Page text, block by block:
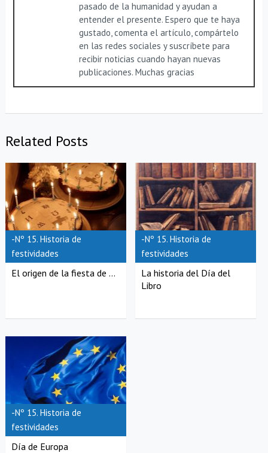
pasado de la humanidad y ayudan a
entender el presente. Espero que te haya
gustado, comenta el artículo, compártelo
en las redes sociales y suscríbete para
recibir noticias cuando hayan nuevas
publicaciones. Muchas gracias
Related Posts
-Nº 15. Historia de
festividades
El origen de la fiesta de ...
-Nº 15. Historia de
festividades
La historia del Día del
Libro
-Nº 15. Historia de
festividades
Día de Europa